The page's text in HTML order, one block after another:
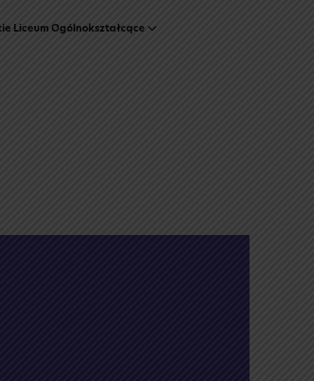
Liceum Ogólnokształcące